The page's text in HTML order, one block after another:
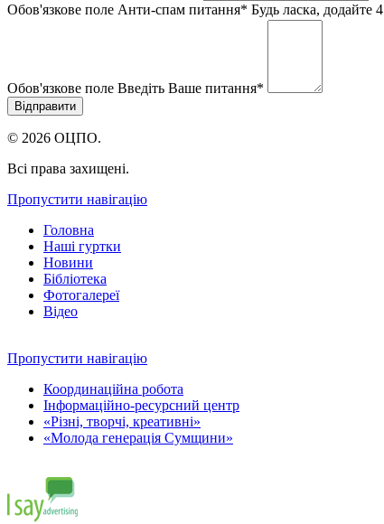
Обов'язкове поле Анти-спам питання* Будь ласка, додайте
Обов'язкове поле Введіть Ваше питання*
© 2026 ОЦПО.
Всі права захищені.
Пропустити навігацію
Головна
Наші гуртки
Новини
Бібліотека
Фотогалереї
Відео
Пропустити навігацію
Координаційна робота
Інформаційно-ресурсний центр
«Різні, творчі, креативні»
«Молода генерація Сумщини»